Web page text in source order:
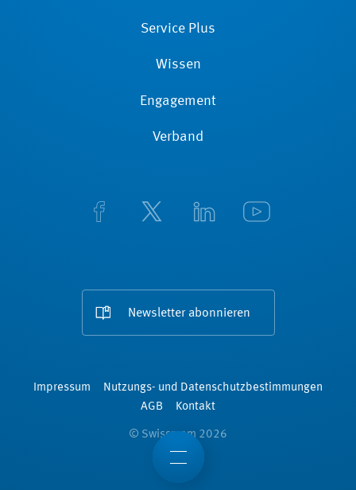
Service Plus
Wissen
Engagement
Verband
Newsletter abonnieren
Impressum
Nutzungs- und Datenschutzbestimmungen
AGB
Kontakt
© Swissmem 2026